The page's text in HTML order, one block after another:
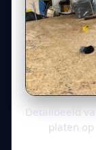
Detailbeeld
platen